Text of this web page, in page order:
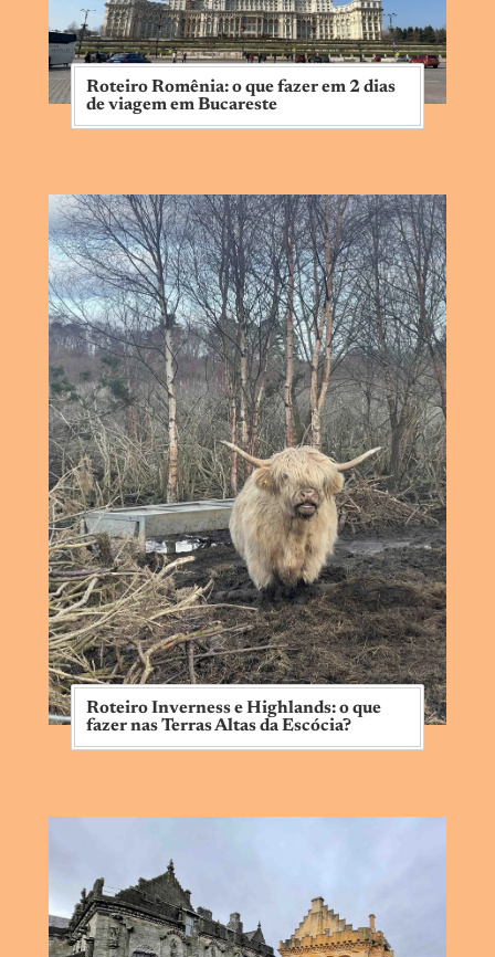
Roteiro Romênia: o que fazer em 2 dias
de viagem em Bucareste
Roteiro Inverness e Highlands: o que
fazer nas Terras Altas da Escócia?